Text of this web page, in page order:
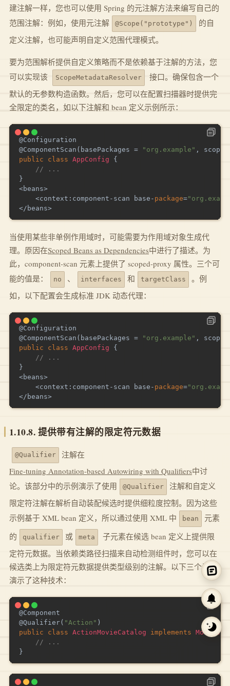
建注解一样，您也可以使用 Spring 的元注解方法来编写自己的
范围注解：例如，使用元注解
@Scope("prototype")
的自
定义注解，也可能声明自定义范围代理模式。
要为范围解析提供自定义策略而不是依赖基于注解的方法，您
可以实现该
ScopeMetadataResolver
接口。确保包含一个
默认的无参数构造函数。然后，您可以在配置扫描器时提供完
全限定的类名，如以下注解和 bean 定义示例所示：
@Configuration
@ComponentScan ( basePackages = "org.example" ,
public
class AppConfig
{
// ...
}
<beans>
<context : component - scan base - package=
</ beans>
当使用某些非单例作用域时，可能需要为作用域对象生成代
理。原因在Scoped Beans as Dependencies中进行了描述。为
此，component-scan 元素上提供了 scoped-proxy 属性。三个可
能的值是：
no 、 interfaces 和 targetClass
。例
如，以下配置会生成标准 JDK 动态代理：
@Configuration
@ComponentScan ( basePackages = "org.example" ,
public
class AppConfig
{
// ...
}
<beans>
<context : component - scan base - package=
</ beans>
1.10.8. 提供带有注解的限定符元数据
@Qualifier
注解在
Fine-tuning Annotation-based Autowiring with Qualifiers中讨
论。该部分中的示例演示了使用
@Qualifier
注解和自定义
限定符注解在解析自动装配候选时提供细粒度控制。因为这些
示例基于 XML bean 定义，所以通过使用 XML 中
bean
元素
的
qualifier 或 meta
子元素在候选 bean 定义上提供限
定符元数据。当依赖类路径扫描来自动检测组件时，您可以在
候选类上为限定符元数据提供类型级别的注解。以下三个示例
演示了这种技术：
@Component
@Qualifier( "Action" )
public
class ActionMovieCatalog implements
// ...
}